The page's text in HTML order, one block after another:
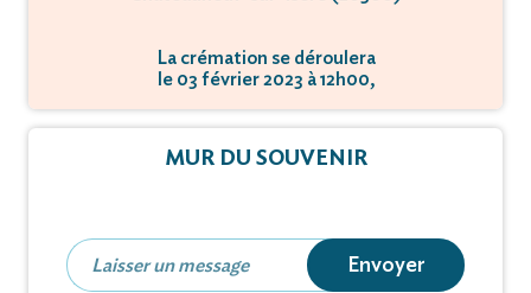
La crémation se déroulera
le 03 février 2023 à 12h00,
MUR DU SOUVENIR
Envoyer